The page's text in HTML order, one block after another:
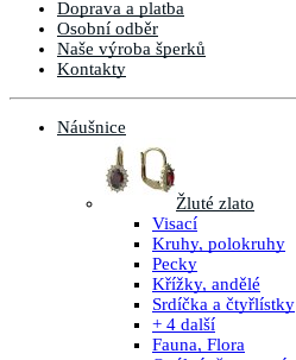
Doprava a platba
Osobní odběr
Naše výroba šperků
Kontakty
Náušnice
Žluté zlato
Visací
Kruhy, polokruhy
Pecky
Křížky, andělé
Srdíčka a čtyřlístky
+ 4 další
Fauna, Flora